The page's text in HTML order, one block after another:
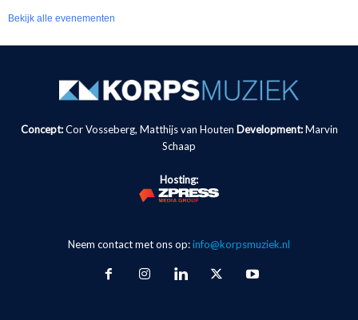
Bekijk alle evenementen
Concept:Cor Vosseberg, Matthijs van Houten Development: Marvin
Schaap
Hosting:
Neem contact met ons op:info@korpsmuziek.nl